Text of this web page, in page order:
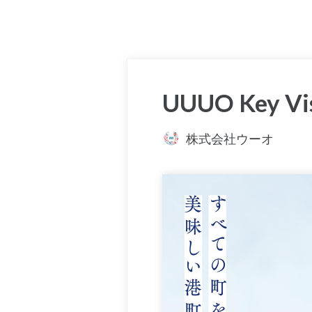
UUUO Key
株式会社ウーオ